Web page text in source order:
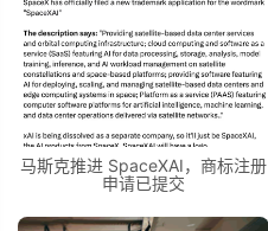
马斯克推进 SpaceXAI，商标注册
申请已提交